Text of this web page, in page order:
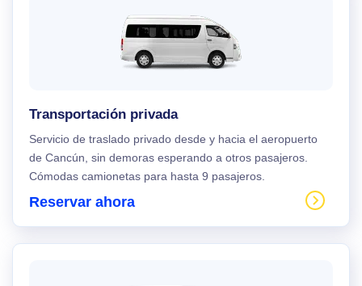
Transportación privada
Servicio de traslado privado desde y hacia el aeropuerto
de Cancún, sin demoras esperando a otros pasajeros.
Cómodas camionetas para hasta 9 pasajeros.
Reservar ahora